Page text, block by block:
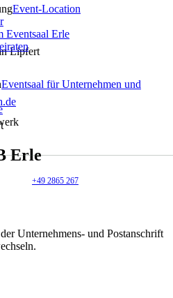
Event-Location
Eventsaal Erle
Eventsaal für Unternehmen und
+49 2865 267
Lipfert
Erle
Unternehmens- und Postanschrift